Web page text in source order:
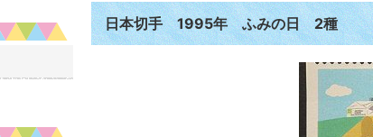
日本切手 1995年 ふみの日 2種